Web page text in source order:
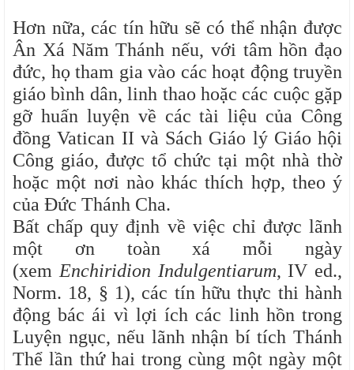
Hơn nữa, các tín hữu sẽ có thể nhận được
Ân Xá Năm Thánh nếu, với tâm hồn đạo
đức, họ tham gia vào các hoạt động truyền
giáo bình dân, linh thao hoặc các cuộc gặp
gỡ huấn luyện về các tài liệu của Công
đồng Vatican II và Sách Giáo lý Giáo hội
Công giáo, được tổ chức tại một nhà thờ
hoặc một nơi nào khác thích hợp, theo ý
của Đức Thánh Cha.
Bất chấp quy định về việc chỉ được lãnh
một ơn toàn xá mỗi ngày
(xem Enchiridion Indulgentiarum, IV ed.,
Norm. 18, § 1), các tín hữu thực thi hành
động bác ái vì lợi ích các linh hồn trong
Luyện ngục, nếu lãnh nhận bí tích Thánh
Thể lần thứ hai trong cùng một ngày một